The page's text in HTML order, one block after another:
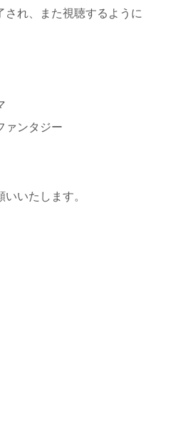
され、また視聴するように
ァンタジー
いたします。